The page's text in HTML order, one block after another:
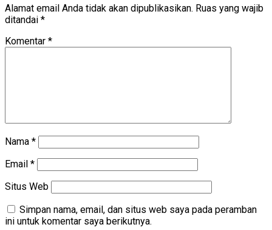
Alamat email Anda tidak akan dipublikasikan. Ruas yang wajib
ditandai *
Komentar *
Nama *
Email *
Situs Web
Simpan nama, email, dan situs web saya pada peramban
ini untuk komentar saya berikutnya.